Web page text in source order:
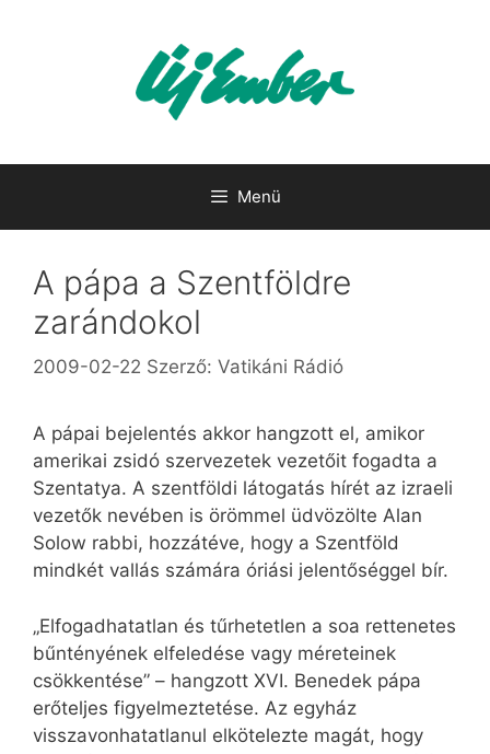
Menü
A pápa a Szentföldre
zarándokol
2009-02-22 Szerző: Vatikáni Rádió
A pápai bejelentés akkor hangzott el, amikor
amerikai zsidó szervezetek vezetőit fogadta a
Szentatya. A szentföldi látogatás hírét az izraeli
vezetők nevében is örömmel üdvözölte Alan
Solow rabbi, hozzátéve, hogy a Szentföld
mindkét vallás számára óriási jelentőséggel bír.
„Elfogadhatatlan és tűrhetetlen a soa rettenetes
bűntényének elfeledése vagy méreteinek
csökkentése” – hangzott XVI. Benedek pápa
erőteljes figyelmeztetése. Az egyház
visszavonhatatlanul elkötelezte magát, hogy